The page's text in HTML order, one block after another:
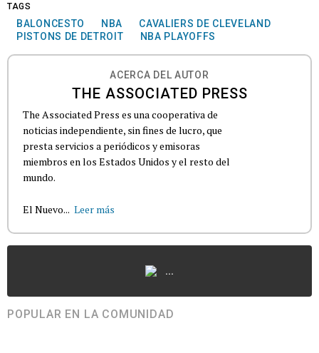
TAGS
BALONCESTO NBA
CAVALIERS DE CLEVELAND
PISTONS DE DETROIT
NBA PLAYOFFS
ACERCA DEL AUTOR
THE ASSOCIATED PRESS
The Associated Press es una cooperativa de
noticias independiente, sin fines de lucro, que
presta servicios a periódicos y emisoras
miembros en los Estados Unidos y el resto del
mundo.
El Nuevo... Leer más
...
POPULAR EN LA COMUNIDAD